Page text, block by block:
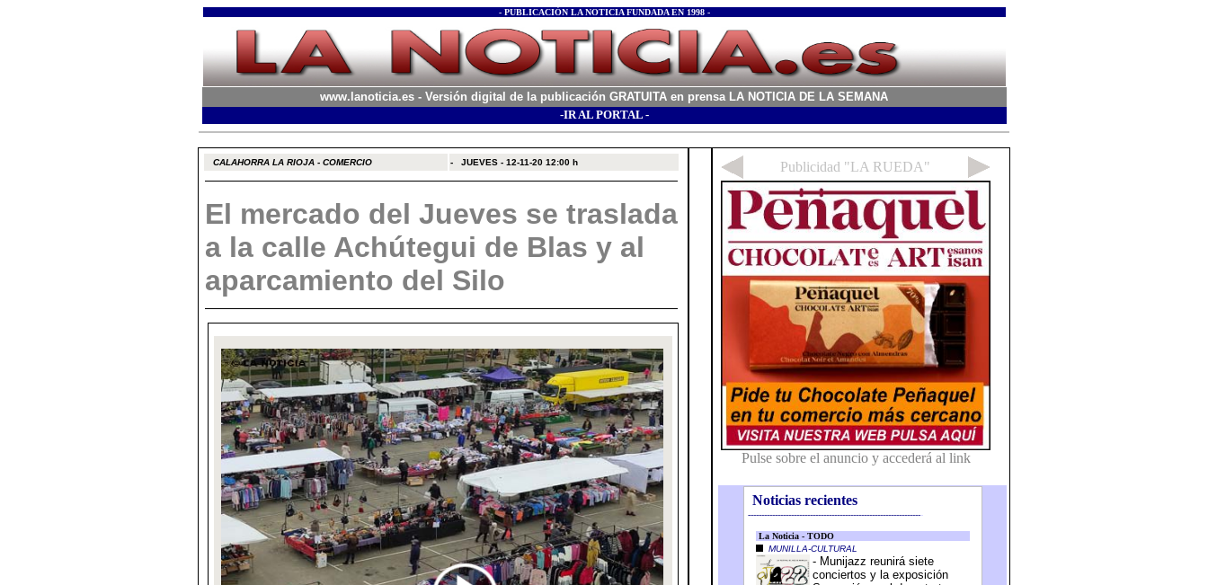
- PUBLICACIÓN LA NOTICIA FUNDADA EN 1998 -
www.lanoticia.es - Versión digital de la publicación GRATUITA en prensa LA NOTICIA DE LA SEMANA
-IR AL PORTAL -
CALAHORRA LA RIOJA - COMERCIO - JUEVES - 12-11-20 12:00 h
El mercado del Jueves se traslada
a la calle Achútegui de Blas y al
aparcamiento del Silo
Noticias recientes
-----------------------------------------------------------------